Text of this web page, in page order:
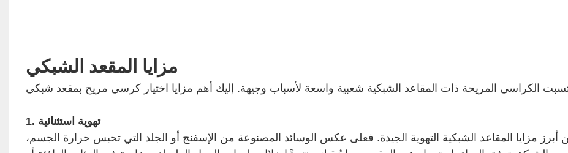
مزايا المقعد الشبكي
1. تهوية استثنائية
أبرز مزايا المقاعد الشبكية التهوية الجيدة. فعلى عكس الوسائد المصنوعة من الإسفنج أو الجلد التي تحبس حرارة الجسم،